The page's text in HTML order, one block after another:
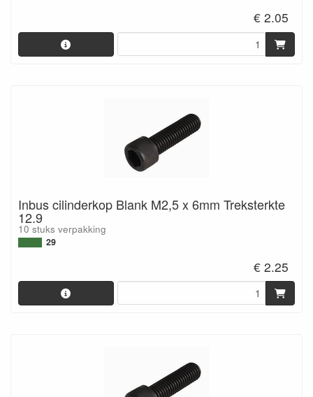
€ 2.05
Inbus cilinderkop Blank M2,5 x 6mm Treksterkte
12.9
10 stuks verpakking
29
€ 2.25